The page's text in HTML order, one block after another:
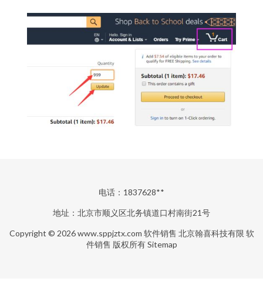
电话：1837628**
地址：北京市顺义区北务镇道口村南街21号
Copyright © 2026www.sppjztx.com 软件销售 北京翰喜科技有限 软
件销售 版权所有Sitemap